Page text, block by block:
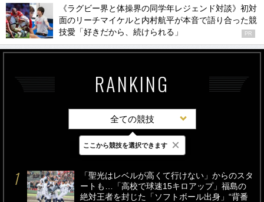
《ラグビー界と体操界の同学年レジェンド対談》初対
面のリーチマイケルと内村航平が本音で語り合った競
技愛「好きだから、続けられる」
PR
RANKING
全ての競技
最新 24時間 週間
「聖光はレベルが高くて行けない」からのスタ
ートも…「高校で球速15キロアップ」福島の
絶対王者を封じた「ソフトボール出身」“背番
ここから競技を選択できます ×